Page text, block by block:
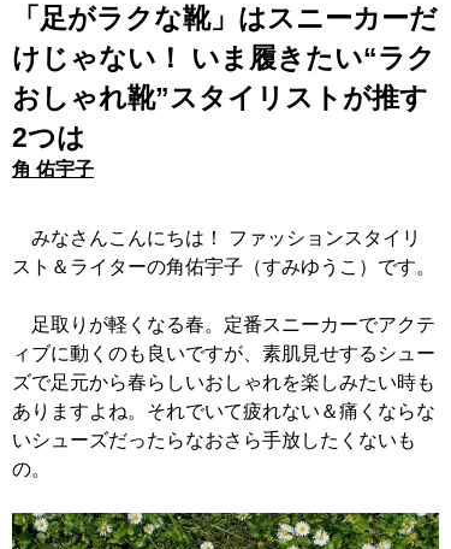
「足がラクな靴」はスニーカーだ
けじゃない！ いま履きたい“ラク
おしゃれ靴”スタイリストが推す
2つは
角 佑宇子
みなさんこんにちは！ ファッションスタイリ
スト＆ライターの角佑宇子（すみゆうこ）です。
足取りが軽くなる春。定番スニーカーでアクテ
ィブに動くのも良いですが、素肌見せするシュー
ズで足元から春らしいおしゃれを楽しみたい時も
ありますよね。それでいて疲れない＆痛くならな
いシューズだったらなおさら手放したくないも
の。